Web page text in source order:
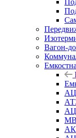
Вагон-
МВ